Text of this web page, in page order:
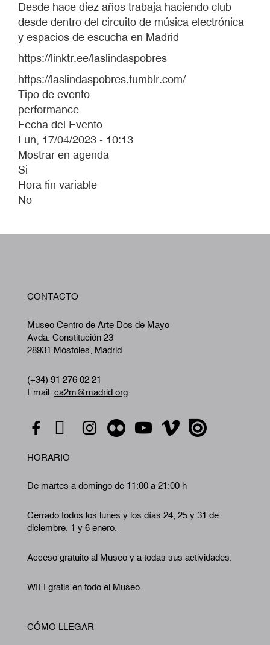
Desde hace diez años trabaja haciendo club
desde dentro del circuito de música electrónica
y espacios de escucha en Madrid
https://linktr.ee/laslindaspobres
https://laslindaspobres.tumblr.com/
Tipo de evento
performance
Fecha del Evento
Lun, 17/04/2023 - 10:13
Mostrar en agenda
Si
Hora fin variable
No
CONTACTO
Museo Centro de Arte Dos de Mayo
Avda. Constitución 23
28931 Móstoles, Madrid
(+34) 91 276 02 21
Email: ca2m@madrid.org
HORARIO
De martes a domingo de 11:00 a 21:00 h
Cerrado todos los lunes y los días 24, 25 y 31 de
diciembre, 1 y 6 enero.
Acceso gratuito al Museo y a todas sus actividades.
WIFI gratis en todo el Museo.
CÓMO LLEGAR